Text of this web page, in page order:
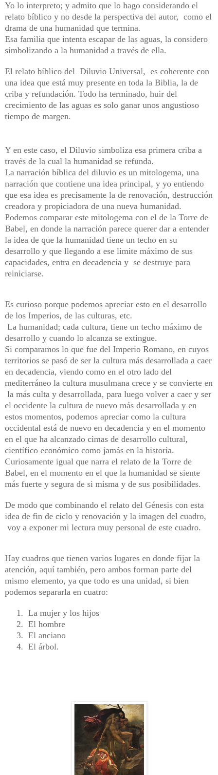
Yo lo interpreto; y admito que lo hago considerando el
relato bíblico y no desde la perspectiva del autor, como el
drama de una humanidad que termina.
Esa familia que intenta escapar de las aguas, la considero
simbolizando a la humanidad a través de ella.
El relato bíblico del Diluvio Universal, es coherente con
una idea que está muy presente en toda la Biblia, la de
criba y refundación. Todo ha terminado, huir del
crecimiento de las aguas es solo ganar unos angustioso
tiempo de margen.
Y en este caso, el Diluvio simboliza esa primera criba a
través de la cual la humanidad se refunda.
La narración bíblica del diluvio es un mitologema, una
narración que contiene una idea principal, y yo entiendo
que esa idea es precisamente la de renovación, destrucción
creadora y propiciadora de una nueva humanidad.
Podemos comparar este mitologema con el de la Torre de
Babel, en donde la narración parece querer dar a entender
la idea de que la humanidad tiene un techo en su
desarrollo y que llegando a ese limite máximo de sus
capacidades, entra en decadencia y se destruye para
reiniciarse.
Es curioso porque podemos apreciar esto en el desarrollo
de los Imperios, de las culturas, etc.
La humanidad; cada cultura, tiene un techo máximo de
desarrollo y cuando lo alcanza se extingue.
Si comparamos lo que fue del Imperio Romano, en cuyos
territorios se pasó de ser la cultura más desarrollada a caer
en decadencia, viendo como en el otro lado del
mediterráneo la cultura musulmana crece y se convierte en
la más culta y desarrollada, para luego volver a caer y ser
el occidente la cultura de nuevo más desarrollada y en
estos momentos, podemos apreciar como la cultura
occidental está de nuevo en decadencia y en el momento
en el que ha alcanzado cimas de desarrollo cultural,
científico económico como jamás en la historia.
Curiosamente igual que narra el relato de la Torre de
Babel, en el momento en el que la humanidad se siente
más fuerte y segura de si misma y de sus posibilidades.
De modo que combinando el relato del Génesis con esta
idea de fin de ciclo y renovación y la imagen del cuadro,
voy a exponer mi lectura muy personal de este cuadro.
Hay cuadros que tienen varios lugares en donde fijar la
atención, aquí también, pero ambos forman parte del
mismo elemento, ya que todo es una unidad, si bien
podemos separarla en cuatro:
1. La mujer y los hijos
2. El hombre
3. El anciano
4. El árbol.